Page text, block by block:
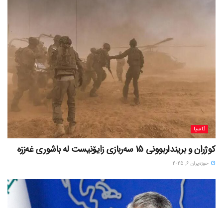
ئاسیا
کوژران و برینداربوونی 15 سەربازی زایۆنیست لە باشوری غەززە
حوزه‌یران 6, 2025